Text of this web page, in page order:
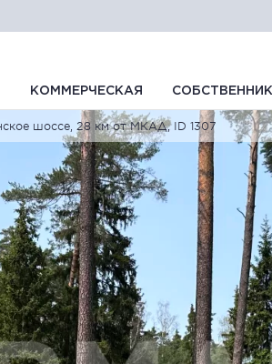
КОММЕРЧЕСКАЯ
шоссе, 28 км от МКАД, ID 1307